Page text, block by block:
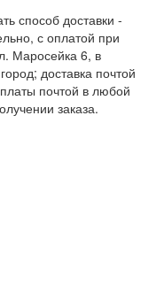
способ доставки -
с оплатой при
Маросейка 6, в
доставка почтой
почтой в любой
заказа.